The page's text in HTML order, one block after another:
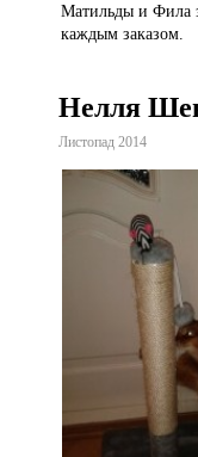
Матильды и Фила
каждым заказом.
Нелля
Листопад 2014